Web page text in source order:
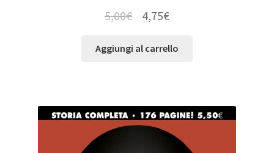
5,00€ 4,75€
Aggiungi al carrello